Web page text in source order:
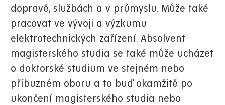
dopravě, službách a v průmyslu. Může také
pracovat ve vývoji a výzkumu
elektrotechnických zařízení. Absolvent
magisterského studia se také může ucházet
o doktorské studium ve stejném nebo
příbuzném oboru a to buď okamžitě po
ukončení magisterského studia nebo